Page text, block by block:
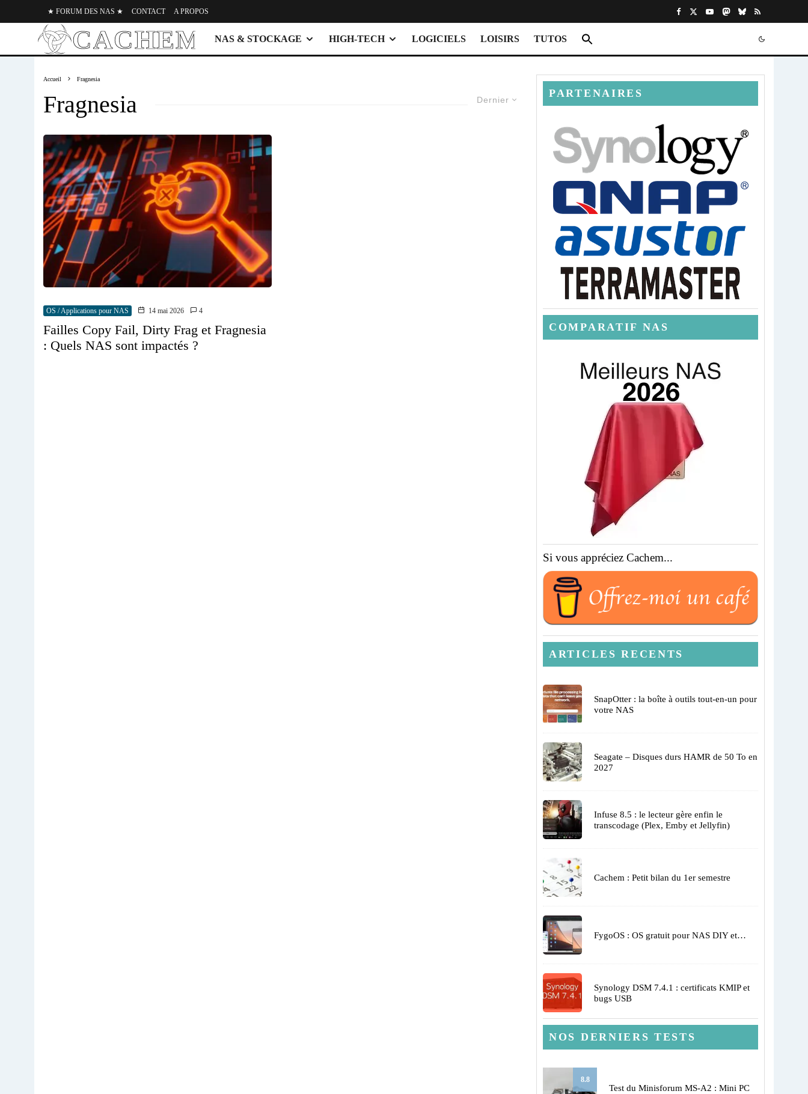
★ FORUM DES NAS ★ CONTACT A PROPOS
NAS & STOCKAGE HIGH-TECH LOGICIELS LOISIRS TUTOS
Accueil Fragnesia
Dernier
Fragnesia
OS / Applications pour NAS 14 mai 2026 4
Failles Copy Fail, Dirty Frag et Fragnesia
: Quels NAS sont impactés ?
PARTENAIRES
COMPARATIF NAS
Si vous appréciez Cachem...
ARTICLES RECENTS
SnapOtter : la boîte à outils tout-en-un pour
votre NAS
Seagate – Disques durs HAMR de 50 To en
2027
Infuse 8.5 : le lecteur gère enfin le
transcodage (Plex, Emby et Jellyfin)
Cachem : Petit bilan du 1er semestre
FygoOS : OS gratuit pour NAS DIY et…
Synology DSM 7.4.1 : certificats KMIP et
bugs USB
NOS DERNIERS TESTS
8.8
Test du Minisforum MS-A2 : Mini PC